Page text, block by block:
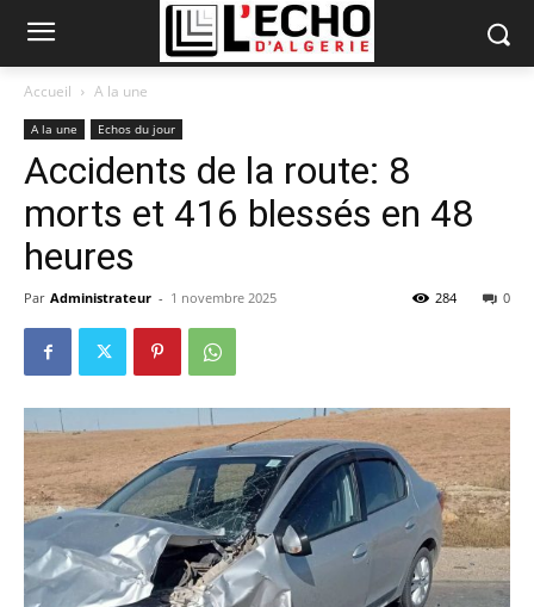
Accueil A la une
A la une Echos du jour
Accidents de la route: 8
morts et 416 blessés en 48
heures
Par Administrateur - 1 novembre 2025 0
284